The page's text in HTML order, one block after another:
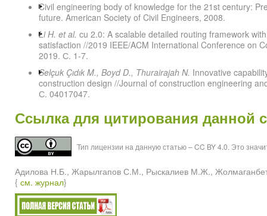
Civil engineering body of knowledge for the 21st century:
future. American Society of Civil Engineers, 2008.
Li H. et al. cu 2.0: A scalable detailed routing framework
satisfaction //2019 IEEE/ACM International Conference on
2019. С. 1-7.
Selçuk Çıdık M., Boyd D., Thurairajah N. Innovative
construction design //Journal of construction engineering
С. 04017047.
Ссылка для цитирования данной
Тип лицензии на данную статью – CC BY 4.0. Это
Адилова Н.Б., Жарылгапов С.М., Рыскалиев М.Ж.,
{ см. журнал}